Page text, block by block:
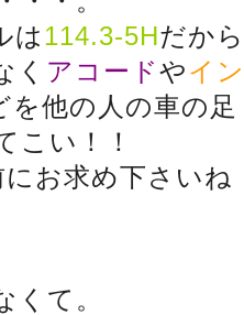
は114.3-5Hだから
く アコードやイン
を他の人の車の足
こい！！
お求め下さいね
て。